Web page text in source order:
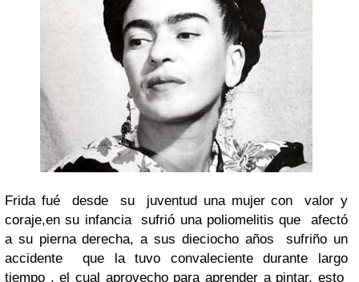
Frida fué desde su juventud una mujer con
valor y
coraje,en su infancia
sufrió una poliomelitis que
afectó
a su pierna derecha, a sus dieciocho años
sufriño un
accidente
que la tuvo convaleciente durante largo
tiempo , el cual aprovecho para aprender a pintar, esto